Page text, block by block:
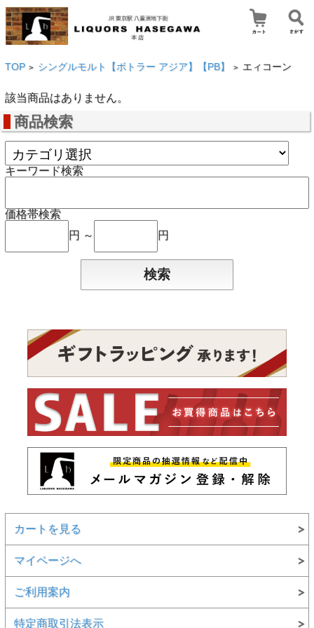
TOP > シングルモルト【ボトラー アジア】【PB】 > エィコーン
該当商品はありません。
商品検索
キーワード検索
価格帯検索
円 ～
円
カートを見る
マイページへ
ご利用案内
特定商取引法表示